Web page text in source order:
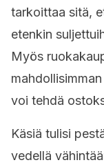
tarkoittaa sitä,
etenkin
Myös
voi tehdä
Käsiä tulisi
vedellä